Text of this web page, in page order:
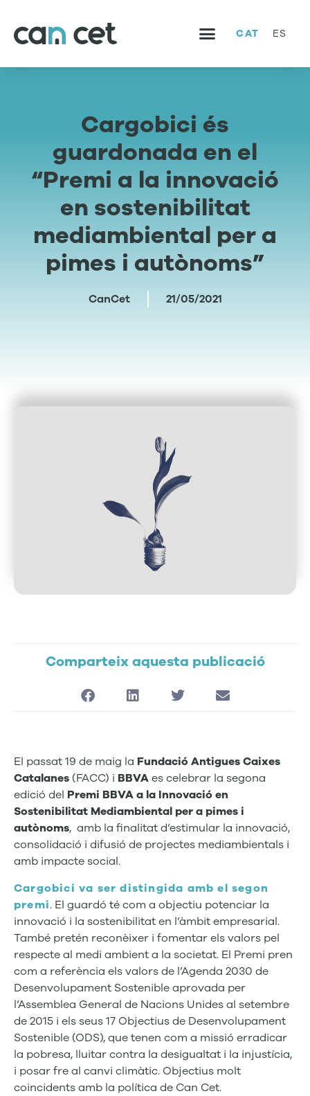
CAT ES
Cargobici és
guardonada en el
“Premi a la innovació
en sostenibilitat
mediambiental per a
pimes i autònoms”
CanCet 21/05/2021
Comparteix aquesta publicació
El passat 19 de maig la Fundació Antigues Caixes
Catalanes (FACC) i BBVAes celebrar la segona
edició del Premi BBVA a la Innovació en
Sostenibilitat Mediambiental per a pimes i
autònoms, amb la finalitat d’estimular la innovació,
consolidació i difusió de projectes mediambientals i
amb impacte social.
Cargobici va ser distingida amb el segon
premi. El guardó té com a objectiu potenciar la
innovació i la sostenibilitat en l’àmbit empresarial.
També pretén reconèixer i fomentar els valors pel
respecte al medi ambient a la societat. El Premi pren
com a referència els valors de l’Agenda 2030 de
Desenvolupament Sostenible aprovada per
l’Assemblea General de Nacions Unides al setembre
de 2015 i els seus 17 Objectius de Desenvolupament
Sostenible (ODS), que tenen com a missió erradicar
la pobresa, lluitar contra la desigualtat i la injustícia,
i posar fre al canvi climàtic. Objectius molt
coincidents amb la política de Can Cet.